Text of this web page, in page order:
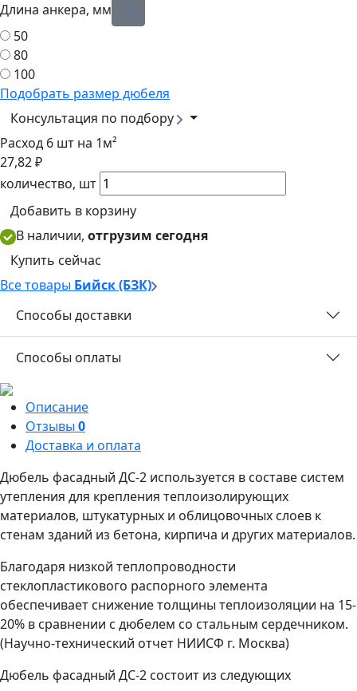
Длина анкера, мм
50
80
100
Подобрать размер дюбеля
Консультация по подбору
Расход 6 шт на 1м²
27,82 ₽
количество, шт
Добавить в корзину
В наличии, отгрузим сегодня
Купить сейчас
Все товары Бийск (БЗК)
Способы доставки
Способы оплаты
Описание
Отзывы 0
Доставка и оплата
Дюбель фасадный ДС-2 используется в составе систем
утепления для крепления теплоизолирующих
материалов, штукатурных и облицовочных слоев к
стенам зданий из бетона, кирпича и других материалов.
Благодаря низкой теплопроводности
стеклопластикового распорного элемента
обеспечивает снижение толщины теплоизоляции на 15-
20% в сравнении с дюбелем со стальным сердечником.
(Научно-технический отчет НИИСФ г. Москва)
Дюбель фасадный ДС-2 состоит из следующих